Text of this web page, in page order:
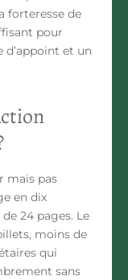
forteresse de
pour
d’appoint et un
mais pas
en dix
24 pages. Le
moins de
qui
sans